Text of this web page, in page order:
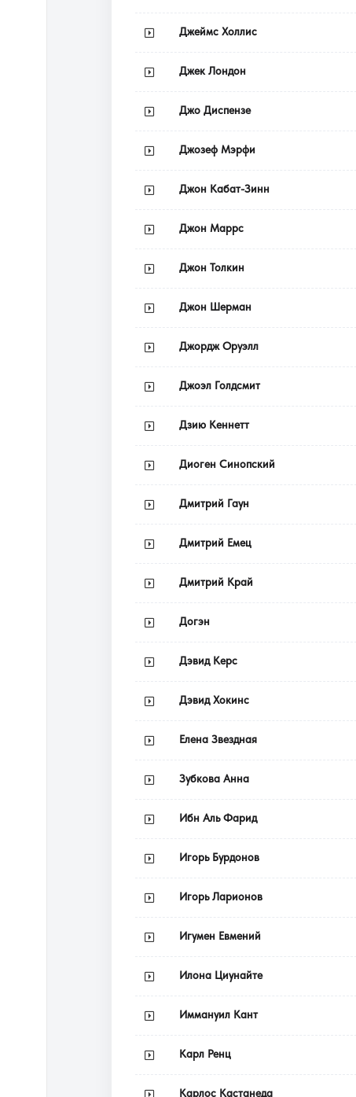
Джеймс Холлис
Джек Лондон
Джо Диспензе
Джозеф Мэрфи
Джон Кабат-Зинн
Джон Маррс
Джон Толкин
Джон Шерман
Джордж Оруэлл
Джоэл Голдсмит
Дзию Кеннетт
Диоген Синопский
Дмитрий Гаун
Дмитрий Емец
Дмитрий Край
Догэн
Дэвид Керс
Дэвид Хокинс
Елена Звездная
Зубкова Анна
Ибн Аль Фарид
Игорь Бурдонов
Игорь Ларионов
Игумен Евмений
Илона Циунайте
Иммануил Кант
Карл Ренц
Карлос Кастанеда